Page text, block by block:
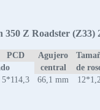
350 Z Roadster (Z33)
PCD
Agujero
central
de
5*114,3 66,1 mm